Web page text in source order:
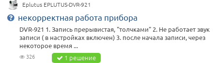
Eplutus EPLUTUS-DVR-921
некорректная работа прибора
DVR-921 1. Запись прерывистая, "толчками" 2. Не работает звук
записи ( в настройках включен) 3. после начала записи, через
некоторое время ...
326 1 решение